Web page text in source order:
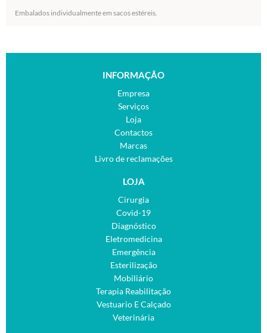
Embalados individualmente em sacos estéreis.
INFORMAÇÃO
Empresa
Serviços
Loja
Contactos
Marcas
Livro de reclamações
LOJA
Cirurgia
Covid-19
Diagnóstico
Eletromedicina
Emergência
Esterilização
Mobiliário
Terapia Reabilitação
Vestuario E Calçado
Veterinária